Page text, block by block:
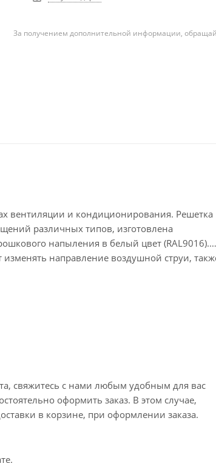
За получением дополнительной информации,
вентиляции и кондиционирования. Решетка
различных типов, изготовлена
напыления в белый цвет (RAL9016).
направление воздушной струи,
свяжитесь с нами любым удобным для вас
оформить заказ. В этом случае,
в корзине, при оформлении заказа.